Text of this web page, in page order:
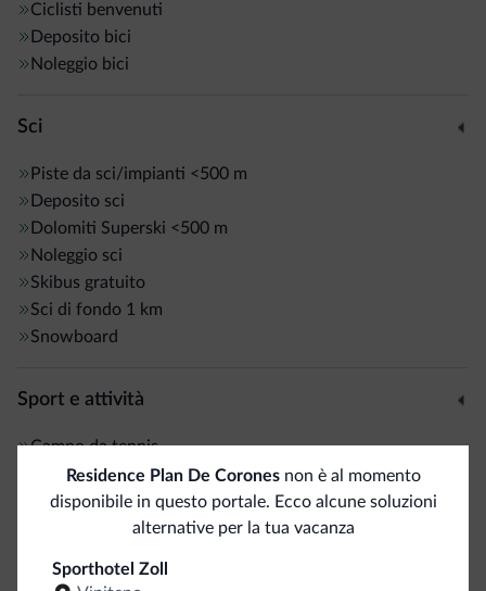
Ciclisti benvenuti
Deposito bici
Noleggio bici
Sci
Piste da sci/impianti <500 m
Deposito sci
Dolomiti Superski <500 m
Noleggio sci
Skibus gratuito
Sci di fondo 1 km
Snowboard
Sport e attività
Campo da tennis
Itinerari a piedi
Itinerari jogging
Maneggio/Equitazione
Pesca
5 km
Residence Plan De Coronesnon è al momento
disponibile in questo portale. Ecco alcune soluzioni
alternative per la tua vacanza
Sporthotel Zoll